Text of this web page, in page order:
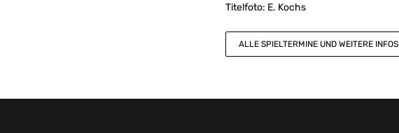
Titelfoto: E. Kochs
ALLE SPIELTERMINE UND WEITERE INFOS